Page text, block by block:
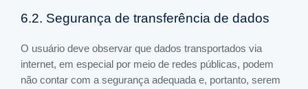
6.2. Segurança de transferência de dados
O usuário deve observar que dados transportados via
internet, em especial por meio de redes públicas, podem
não contar com a segurança adequada e, portanto, serem